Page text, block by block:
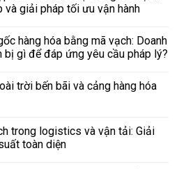
và giải pháp tối ưu vận hành
hàng hóa bằng mã vạch: Doanh
bị gì để đáp ứng yêu cầu pháp lý?
trời bến bãi và cảng hàng hóa
trong logistics và vận tải: Giải
toàn diện